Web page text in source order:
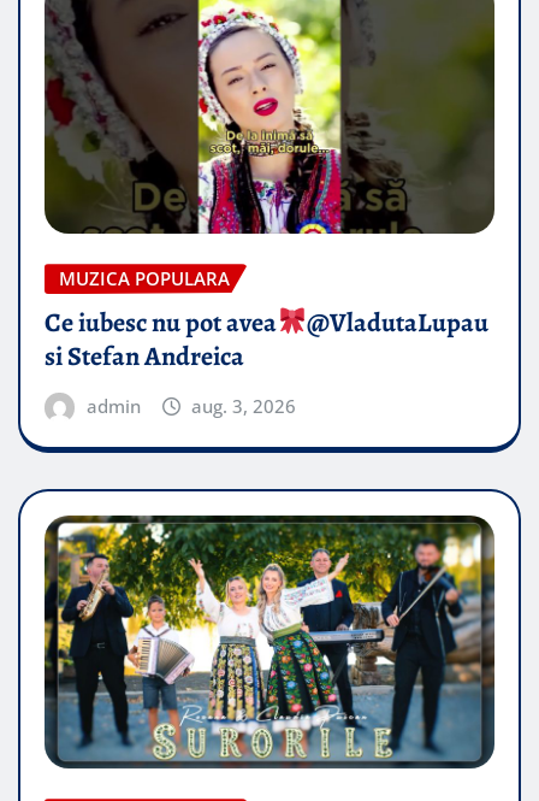
MUZICA POPULARA
Ce iubesc nu pot avea
​@VladutaLupau
si Stefan Andreica
admin aug. 3, 2026